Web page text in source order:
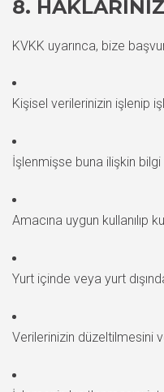
8. HAKLARINIZ
KVKK uyarınca, bize
Kişisel verilerinizin işlenip
İşlenmişse buna ilişkin
Amacına uygun kullanılıp
Yurt içinde veya yurt
Verilerinizin düzeltilmesini